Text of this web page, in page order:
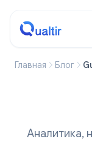
Главная Блог
Аналитика,